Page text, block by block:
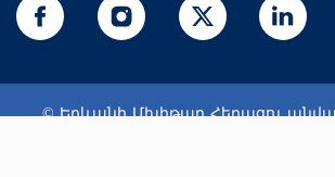
© Երևանի Մխիթար Հերացու